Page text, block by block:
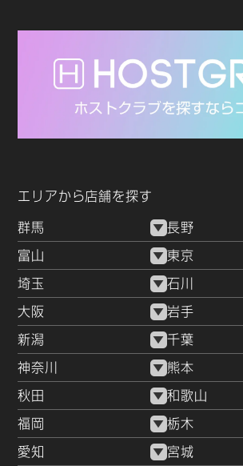
エリアから店舗を探す
群馬 長野
富山 東京
埼玉 石川
大阪 岩手
新潟 千葉
神奈川 熊本
秋田 和歌山
福岡 栃木
愛知 宮城